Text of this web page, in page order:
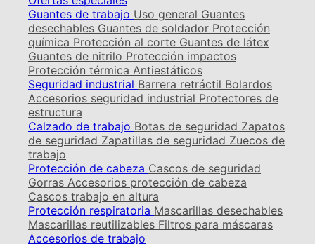
Guantes de trabajo Uso general Guantes
desechables Guantes de soldador Protección
química Protección al corte Guantes de látex
Guantes de nitrilo Protección impactos
Protección térmica Antiestáticos
Seguridad industrial Barrera retráctil Bolardos
Accesorios seguridad industrial Protectores de
estructura
Calzado de trabajo Botas de seguridad Zapatos
de seguridad Zapatillas de seguridad Zuecos de
trabajo
Protección de cabeza Cascos de seguridad
Gorras Accesorios protección de cabeza
Cascos trabajo en altura
Protección respiratoria Mascarillas desechables
Mascarillas reutilizables Filtros para máscaras
Accesorios de trabajo